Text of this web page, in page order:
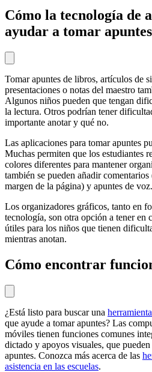
Cómo la tecnología de
ayudar a tomar
Tomar apuntes de libros, artículos de
presentaciones o notas del maestro
Algunos niños pueden que tengan
la lectura. Otros podrían tener
importante anotar y qué no.
Las aplicaciones para tomar apuntes
Muchas permiten que los estudiantes
colores diferentes para mantener
también se pueden añadir
margen de la página) y apuntes de voz.
Los organizadores gráficos, tanto en
tecnología, son otra opción a tener en
útiles para los niños que tienen
mientras anotan.
Cómo encontrar
¿Está listo para buscar una
que ayude a tomar apuntes? Las
móviles tienen funciones comunes
dictado y apoyos visuales, que
apuntes. Conozca más acerca de las
asistencia en las escuelas.